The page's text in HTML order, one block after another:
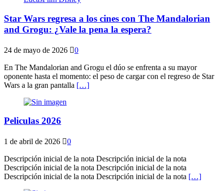
Star Wars regresa a los cines con The Mandalorian
and Grogu: ¿Vale la pena la espera?
24 de mayo de 2026 0
En The Mandalorian and Grogu el dúo se enfrenta a su mayor
oponente hasta el momento: el peso de cargar con el regreso de Star
Wars a la gran pantalla […]
Peliculas 2026
1 de abril de 2026 0
Descripción inicial de la nota Descripción inicial de la nota
Descripción inicial de la nota Descripción inicial de la nota
Descripción inicial de la nota Descripción inicial de la nota […]